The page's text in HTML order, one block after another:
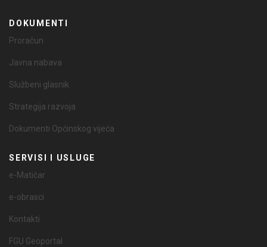
DOKUMENTI
Proračun
Javna nabava
Službeni glasnik
Strategija razvoja
Dokumenti Općinskog vijeća
SERVISI I USLUGE
e-Matičar
e-obrasci
Kontakti
FGU Geoportal